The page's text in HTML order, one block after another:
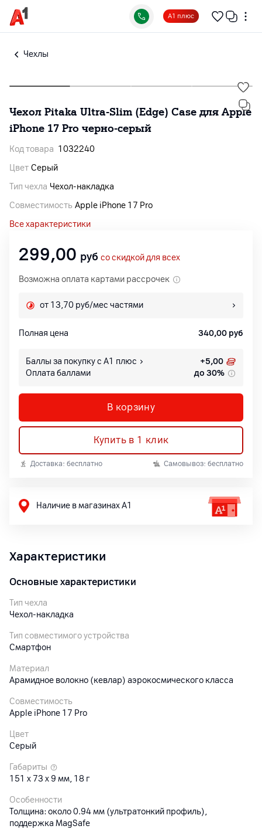
А1 плюс
Чехлы
Чехол Pitaka Ultra-Slim (Edge) Case для Apple
iPhone 17 Pro черно-серый
Код товара 1032240
Цвет Серый
Тип чехла Чехол-накладка
Совместимость Apple iPhone 17 Pro
Все характеристики
299,00 руб со скидкой для всех
Возможна оплата картами рассрочек
от 13,70 руб/мес частями
Полная цена 340,00 руб
Баллы за покупку с А1 плюс +5,00
Оплата баллами
до 30%
В корзину
Купить в 1 клик
Доставка: бесплатно Самовывоз: бесплатно
Наличие в магазинах А1
Характеристики
Основные характеристики
Тип чехла
Чехол-накладка
Тип совместимого устройства
Смартфон
Материал
Арамидное волокно (кевлар) аэрокосмического класса
Совместимость
Apple iPhone 17 Pro
Цвет
Серый
Габариты
151 x 73 x 9 мм, 18 г
Особенности
Толщина: около 0.94 мм (ультратонкий профиль),
поддержка MagSafe